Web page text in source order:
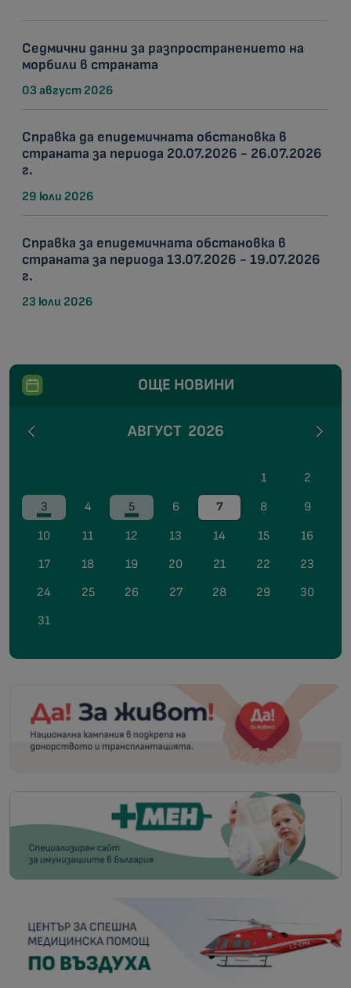
Седмични данни за разпространението на
морбили в страната
03 август 2026
Справка да епидемичната обстановка в
страната за периода 20.07.2026 - 26.07.2026
г.
29 юли 2026
Справка за епидемичната обстановка в
страната за периода 13.07.2026 - 19.07.2026
г.
23 юли 2026
ОЩЕ НОВИНИ
АВГУСТ 2026
1
2
3
4 5 6 7 8
9
10
11 12 13 14 15
16
17
18 19 20 21 22
23
24
25 26 27 28 29
30
31